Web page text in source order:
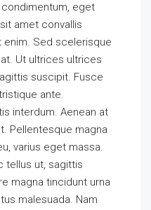
eget
amet convallis
Sed scelerisque
Ut ultrices ultrices
suscipit. Fusce
ante.
interdum. Aenean at
Pellentesque magna
varius eget massa.
tellus ut, sagittis
magna tincidunt urna
malesuada. Nam